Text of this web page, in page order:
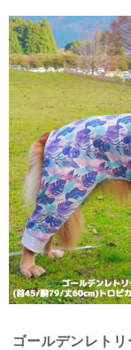
ゴールデンレト